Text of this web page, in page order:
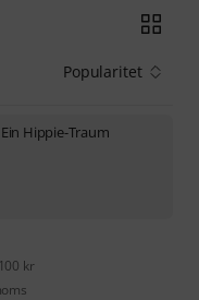
Popularitet
Ein Hippie-Traum
kr